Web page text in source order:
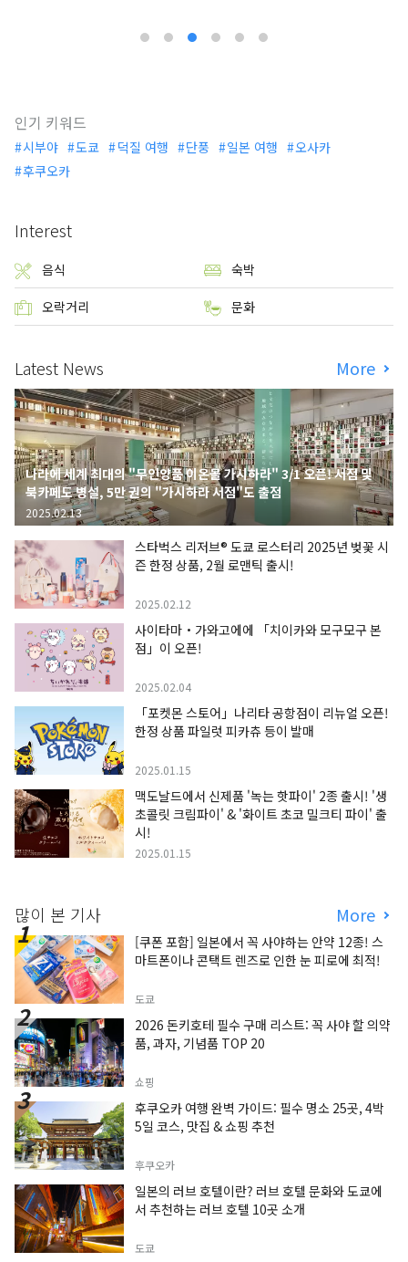
인기 키워드
시부야 도쿄 덕질 여행 단풍 일본 여행
오사카
후쿠오카
Interest
음식 숙박
오락거리 문화
Latest News More
나라에 세계 최대의 "무인양품 이온몰 가시하라" 3/1 오픈! 서점 및
북카페도 병설, 5만 권의 "가시하라 서점"도 출점
2025.02.13
스타벅스 리저브® 도쿄 로스터리 2025년 벚꽃 시
즌 한정 상품, 2월 로맨틱 출시!
2025.02.12
사이타마・가와고에에 「치이카와 모구모구 본
점」이 오픈!
2025.02.04
「포켓몬 스토어」나리타 공항점이 리뉴얼 오픈!
한정 상품 파일럿 피카츄 등이 발매
2025.01.15
맥도날드에서 신제품 '녹는 핫파이' 2종 출시! '생
초콜릿 크림파이' & '화이트 초코 밀크티 파이' 출
시!
2025.01.15
많이 본 기사 More
[쿠폰 포함] 일본에서 꼭 사야하는 안약 12종! 스
마트폰이나 콘택트 렌즈로 인한 눈 피로에 최적!
도쿄
2026 돈키호테 필수 구매 리스트: 꼭 사야 할 의약
품, 과자, 기념품 TOP 20
쇼핑
후쿠오카 여행 완벽 가이드: 필수 명소 25곳, 4박
5일 코스, 맛집 & 쇼핑 추천
후쿠오카
일본의 러브 호텔이란? 러브 호텔 문화와 도쿄에
서 추천하는 러브 호텔 10곳 소개
도쿄